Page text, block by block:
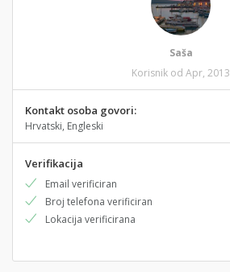
Saša
Korisnik od Apr, 2013
Kontakt osoba govori:
Hrvatski, Engleski
Verifikacija
Email verificiran
Broj telefona verificiran
Lokacija verificirana